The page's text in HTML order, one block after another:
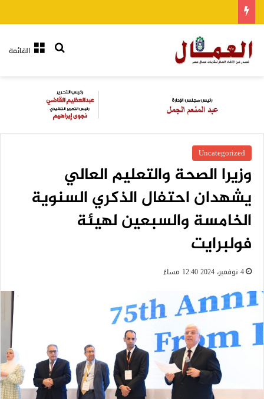
القائمةبحث عن
Uncategorized
وزيرا الصحة والتعليم العالي
يشهدان احتفال الذكري السنوية
الخامسة والسبعين لهيئة
فولبرايت
4 نوفمبر، 2024 12:40 مساءً